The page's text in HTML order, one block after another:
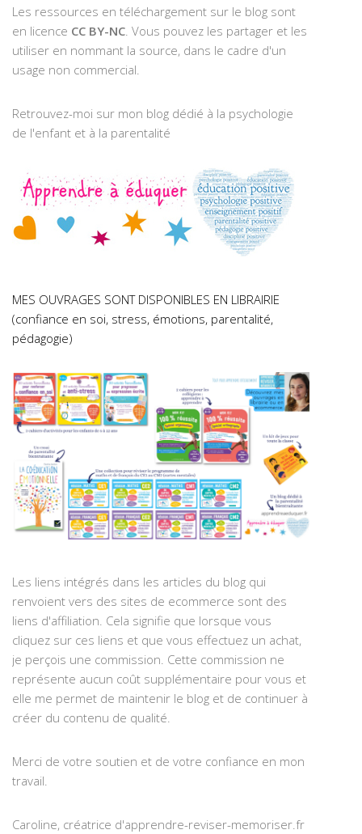
Les ressources en téléchargement sur le blog sont
en licence CC BY-NC . Vous pouvez les partager et les
utiliser en nommant la source, dans le cadre d'un
usage non commercial.
Retrouvez-moi sur mon blog dédié à la psychologie
de l'enfant et à la parentalité
MES OUVRAGES SONT DISPONIBLES EN LIBRAIRIE
(confiance en soi, stress, émotions, parentalité,
pédagogie)
Les liens intégrés dans les articles du blog qui
renvoient vers des sites de ecommerce sont des
liens d'affiliation. Cela signifie que lorsque vous
cliquez sur ces liens et que vous effectuez un achat,
je perçois une commission. Cette commission ne
représente aucun coût supplémentaire pour vous et
elle me permet de maintenir le blog et de continuer à
créer du contenu de qualité.
Merci de votre soutien et de votre confiance en mon
travail.
Caroline, créatrice d'apprendre-reviser-memoriser.fr